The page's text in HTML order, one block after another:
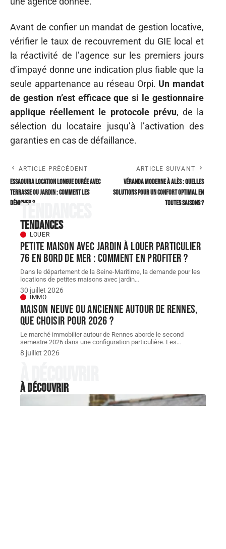
Avant de confier un mandat de gestion locative,
vérifier le taux de recouvrement du GIE local et
la réactivité de l’agence sur les premiers jours
d’impayé donne une indication plus fiable que la
seule appartenance au réseau Orpi. Un mandat
de gestion n’est efficace que si le gestionnaire
applique réellement le protocole prévu, de la
sélection du locataire jusqu’à l’activation des
garanties en cas de défaillance.
ARTICLE PRÉCÉDENT
Essaouira Location longue Durée avec
terrasse ou jardin : comment les
dénicher ?
ARTICLE SUIVANT
Véranda moderne à Alès : quelles
solutions pour un confort optimal en
toutes saisons ?
Tendances
Tendances
LOUER
Petite maison avec jardin à louer particulier
76 en bord de mer : comment en profiter ?
Dans le département de la Seine-Maritime, la demande pour les
locations de petites maisons avec jardin…
30 juillet 2026
IMMO
Maison neuve ou ancienne autour de Rennes,
que choisir pour 2026 ?
Le marché immobilier autour de Rennes aborde le second
semestre 2026 dans une configuration particulière. Les…
8 juillet 2026
À découvrir
À découvrir